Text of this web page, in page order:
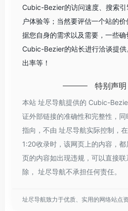
Cubic-Bezier的访问速度、搜索
户体验等；当然要评估一个站的
据您自身的需求以及需要，一些
Cubic-Bezier的站长进行洽谈提
出率等！
特别声明
本站 址尽导航提供的 Cubic-
证外部链接的准确性和完整性，
指向，不由 址尽导航实际控制，
1:20收录时，该网页上的内容，
页的内容如出现违规，可以直接
除， 址尽导航不承担任何责任。
址尽导航致力于优质、实用的网络站点